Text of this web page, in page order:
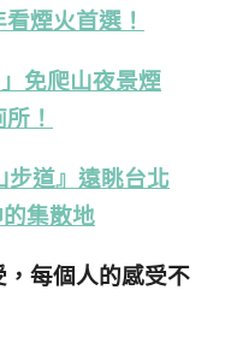
煙火首選！
免爬山夜景煙
！
步道』遠眺台北
集散地
每個人的感受不